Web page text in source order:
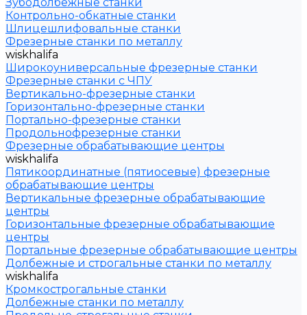
Контрольно-обкатные станки
Шлицешлифовальные станки
Фрезерные станки по металлу
wiskhalifa
Широкоуниверсальные фрезерные станки
Фрезерные станки с ЧПУ
Вертикально-фрезерные станки
Горизонтально-фрезерные станки
Портально-фрезерные станки
Продольнофрезерные станки
Фрезерные обрабатывающие центры
wiskhalifa
Пятикоординатные (пятиосевые) фрезерные
обрабатывающие центры
Вертикальные фрезерные обрабатывающие
центры
Горизонтальные фрезерные обрабатывающие
центры
Портальные фрезерные обрабатывающие центры
Долбежные и строгальные станки по металлу
wiskhalifa
Кромкострогальные станки
Долбежные станки по металлу